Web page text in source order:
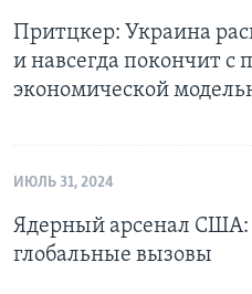
Притцкер: Украина
и навсегда покончит с
экономической
ИЮЛЬ 31, 2024
Ядерный арсенал США:
глобальные вызовы